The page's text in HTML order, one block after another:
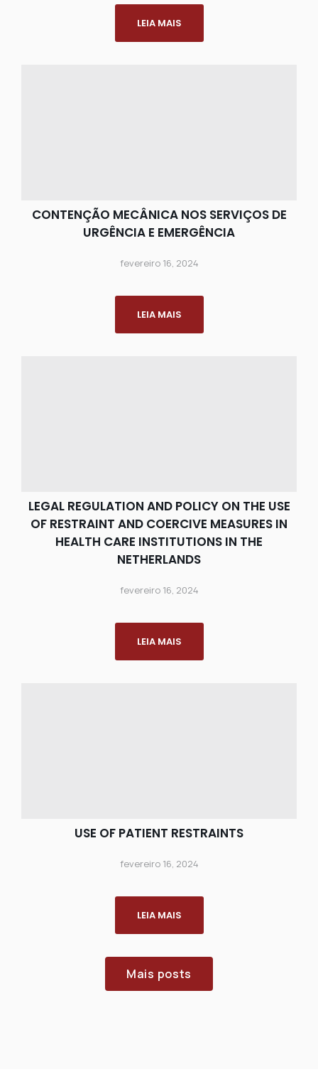
LEIA MAIS
CONTENÇÃO MECÂNICA NOS SERVIÇOS DE
URGÊNCIA E EMERGÊNCIA
fevereiro 16, 2024
LEIA MAIS
LEGAL REGULATION AND POLICY ON THE USE
OF RESTRAINT AND COERCIVE MEASURES IN
HEALTH CARE INSTITUTIONS IN THE
NETHERLANDS
fevereiro 16, 2024
LEIA MAIS
USE OF PATIENT RESTRAINTS
fevereiro 16, 2024
LEIA MAIS
Mais posts